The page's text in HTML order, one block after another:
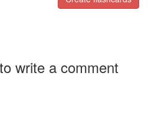
write a comment